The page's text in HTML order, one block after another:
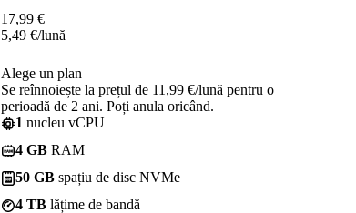
17,99 €
5,49 €/lună
Alege un plan
Se reînnoiește la prețul de 11,99 €/lună pentru o
perioadă de 2 ani. Poți anula oricând.
1 nucleu vCPU
4 GB RAM
50 GB spațiu de disc NVMe
4 TB lățime de bandă